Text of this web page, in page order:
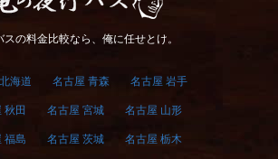
夜行バス
スの料金比較なら、俺に任せとけ。
海道 名古屋 青森 名古屋 岩手
秋田 名古屋 宮城 名古屋 山形
福島 名古屋 茨城 名古屋 栃木